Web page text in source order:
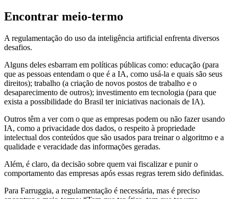
Encontrar meio-termo
A regulamentação do uso da inteligência artificial enfrenta diversos
desafios.
Alguns deles esbarram em políticas públicas como: educação (para
que as pessoas entendam o que é a IA, como usá-la e quais são seus
direitos); trabalho (a criação de novos postos de trabalho e o
desaparecimento de outros); investimento em tecnologia (para que
exista a possibilidade do Brasil ter iniciativas nacionais de IA).
Outros têm a ver com o que as empresas podem ou não fazer usando
IA, como a privacidade dos dados, o respeito à propriedade
intelectual dos conteúdos que são usados para treinar o algoritmo e a
qualidade e veracidade das informações geradas.
Além, é claro, da decisão sobre quem vai fiscalizar e punir o
comportamento das empresas após essas regras terem sido definidas.
Para Farruggia, a regulamentação é necessária, mas é preciso